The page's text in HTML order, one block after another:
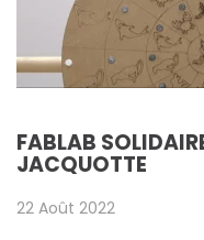
FABLAB
JACQUOTTE
22 Août 2022